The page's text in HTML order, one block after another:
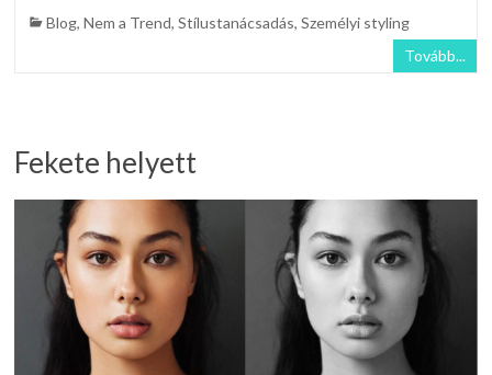
Blog,Nem a Trend,Stílustanácsadás,Személyi styling
Tovább...
Fekete helyett